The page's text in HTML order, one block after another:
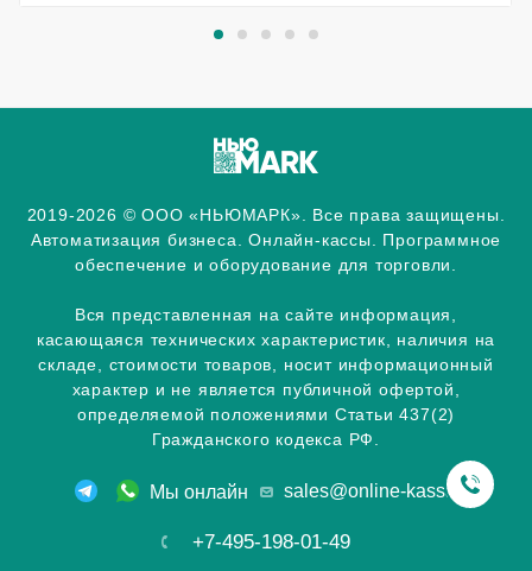
2019-2026 © ООО «НЬЮМАРК». Все права защищены.
Автоматизация бизнеса. Онлайн-кассы. Программное
обеспечение и оборудование для торговли.
Вся представленная на сайте информация,
касающаяся технических характеристик, наличия на
складе, стоимости товаров, носит информационный
характер и не является публичной офертой,
определяемой положениями Статьи 437(2)
Гражданского кодекса РФ.
Мы онлайн sales@online-kassa.info
+7-495-198-01-49